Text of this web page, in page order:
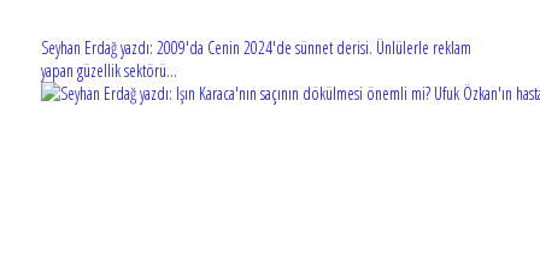
Seyhan Erdağ yazdı: 2009'da Cenin 2024'de sünnet derisi. Ünlülerle reklam
yapan güzellik sektörü...